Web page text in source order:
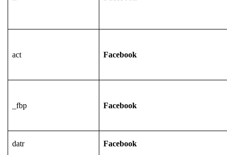
act Facebook
_fbp Facebook
datr Facebook